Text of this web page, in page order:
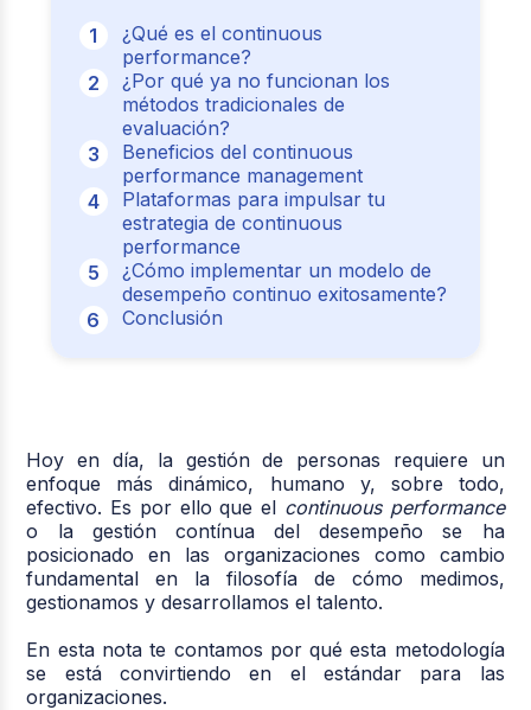
¿Qué es el continuous
performance?
¿Por qué ya no funcionan los
métodos tradicionales de
evaluación?
Beneficios del continuous
performance management
Plataformas para impulsar tu
estrategia de continuous
performance
¿Cómo implementar un modelo de
desempeño continuo exitosamente?
Conclusión
Hoy en día, la gestión de personas requiere un
enfoque más dinámico, humano y, sobre todo,
efectivo. Es por ello que el continuous performance
o la gestión contínua del desempeño se ha
posicionado en las organizaciones como cambio
fundamental en la filosofía de cómo medimos,
gestionamos y desarrollamos el talento.
En esta nota te contamos por qué esta metodología
se está convirtiendo en el estándar para las
organizaciones.